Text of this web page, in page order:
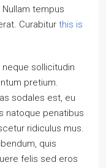
tempus
Curabitur this is
sollicitudin
pretium.
sodales est, eu
natoque penatibus
ridiculus mus.
quis
felis sed eros